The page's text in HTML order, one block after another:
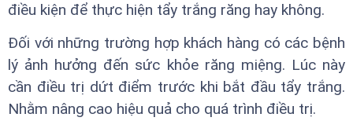
điều kiện để thực hiện tẩy trắng răng hay không.
Đối với những trường hợp khách hàng có các bệnh
lý ảnh hưởng đến sức khỏe răng miệng. Lúc này
cần điều trị dứt điểm trước khi bắt đầu tẩy trắng.
Nhằm nâng cao hiệu quả cho quá trình điều trị.